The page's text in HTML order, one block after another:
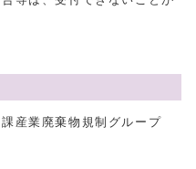
産業廃棄物規制グループ